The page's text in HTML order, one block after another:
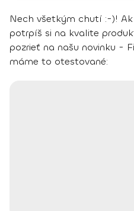
Nech všetkým chutí :-)!
potrpíš si na kvalite
pozrieť na našu novinku -
máme to otestované: